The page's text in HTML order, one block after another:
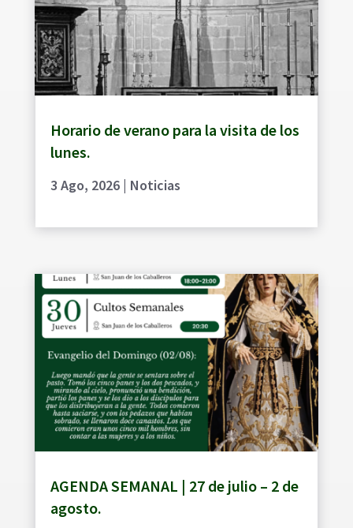
Horario de verano para la visita de los
lunes.
3 Ago, 2026| Noticias
AGENDA SEMANAL | 27 de julio – 2 de
agosto.